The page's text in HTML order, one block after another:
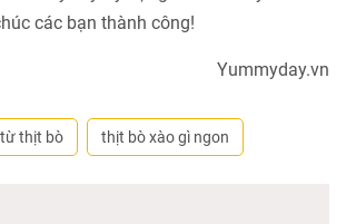
các bạn thành công!
Yummyday.vn
thịt bò thịt bò xào gì ngon